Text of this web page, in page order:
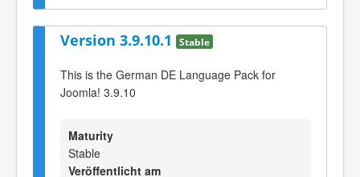
Version 3.9.10.1 Stable
This is the German DE Language Pack for
Joomla! 3.9.10
Maturity
Stable
Veröffentlicht am